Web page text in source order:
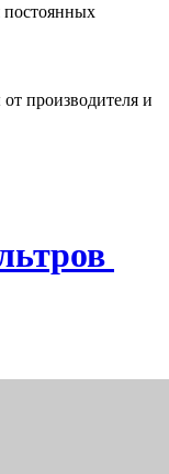
производителя и